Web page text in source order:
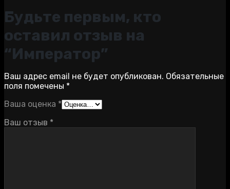
Будьте первым, кто
оставил отзыв на
“Император”
Ваш адрес email не будет опубликован. Обязательные
поля помечены *
Ваша оценка *
Ваш отзыв *